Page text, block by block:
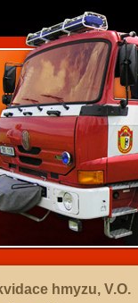
hmyzu, V.O.